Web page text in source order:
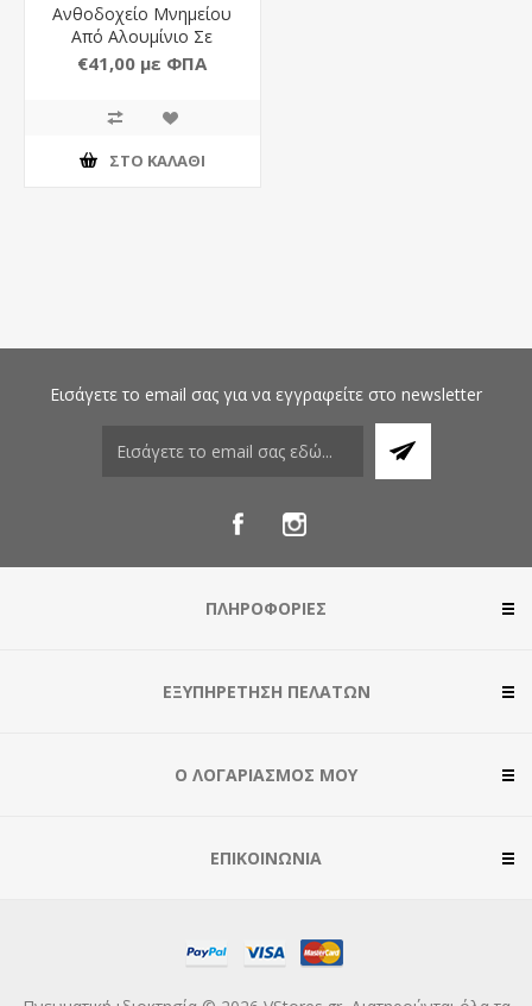
Ανθοδοχείο Μνημείου
Από Αλουμίνιο Σε
Απόχρωση Μπεζ Ματ
€41,00 με ΦΠΑ
ΣΤΟ ΚΑΛΆΘΙ
Εισάγετε το email σας για να εγγραφείτε στο newsletter
ΠΛΗΡΟΦΟΡΊΕΣ
ΕΞΥΠΗΡΈΤΗΣΗ ΠΕΛΑΤΏΝ
Ο ΛΟΓΑΡΙΑΣΜΌΣ ΜΟΥ
ΕΠΙΚΟΙΝΩΝΊΑ